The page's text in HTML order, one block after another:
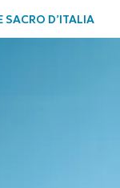
SACRO D’ITALIA